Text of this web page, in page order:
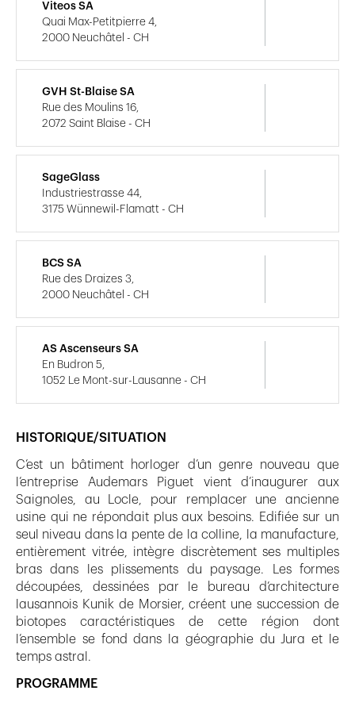
HISTORIQUE/SITUATION
C’est un bâtiment horloger d’un genre nouveau que
l’entreprise Audemars Piguet vient d’inaugurer aux
Saignoles, au Locle, pour remplacer une ancienne
usine qui ne répondait plus aux besoins. Edifiée sur un
seul niveau dans la pente de la colline, la manufacture,
entièrement vitrée, intègre discrètement ses multiples
bras dans les plissements du paysage. Les formes
découpées, dessinées par le bureau d’architecture
lausannois Kunik de Morsier, créent une succession de
biotopes caractéristiques de cette région dont
l’ensemble se fond dans la géographie du Jura et le
temps astral.
PROGRAMME
Viteos SA
Quai Max-Petitpierre 4,
2000 Neuchâtel - CH
GVH St-Blaise SA
Rue des Moulins 16,
2072 Saint Blaise - CH
SageGlass
Industriestrasse 44,
3175 Wünnewil-Flamatt - CH
BCS SA
Rue des Draizes 3,
2000 Neuchâtel - CH
AS Ascenseurs SA
En Budron 5,
1052 Le Mont-sur-Lausanne - CH